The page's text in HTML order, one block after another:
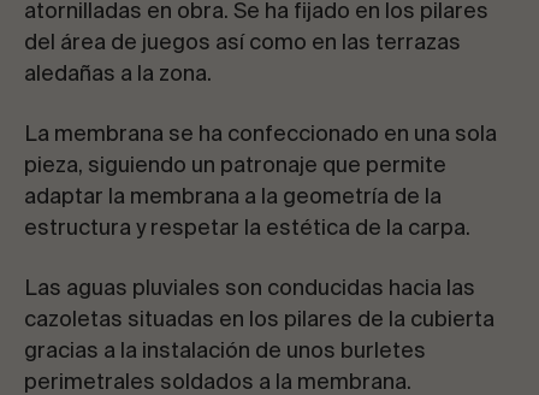
atornilladas en obra. Se ha fijado en los pilares
del área de juegos así como en las terrazas
aledañas a la zona.
La membrana se ha confeccionado en una sola
pieza, siguiendo un patronaje que permite
adaptar la membrana a la geometría de la
estructura y respetar la estética de la carpa.
Las aguas pluviales son conducidas hacia las
cazoletas situadas en los pilares de la cubierta
gracias a la instalación de unos burletes
perimetrales soldados a la membrana.